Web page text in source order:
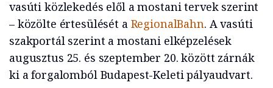
vasúti közlekedés elől a mostani tervek szerint
– közölte értesülését a RegionalBahn. A vasúti
szakportál szerint a mostani elképzelések
augusztus 25. és szeptember 20. között zárnák
ki a forgalomból Budapest-Keleti pályaudvart.